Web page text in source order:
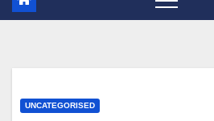
UNCATEGORISED